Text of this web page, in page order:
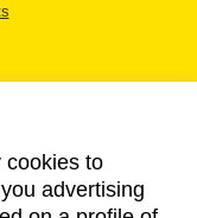
cookies to
advertising